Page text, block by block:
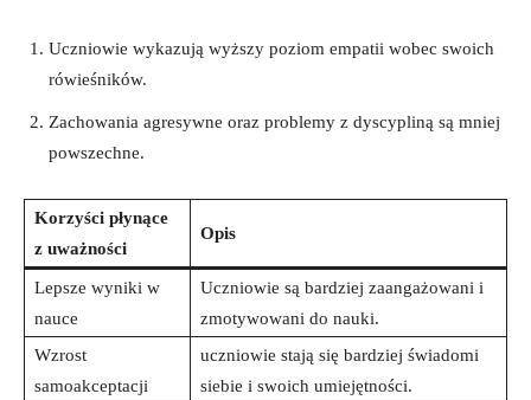
Uczniowie wykazują wyższy‌ poziom empatii wobec​ swoich‌
rówieśników.
Zachowania agresywne oraz problemy z dyscypliną są mniej
powszechne.
Korzyści płynące⁢
z uważności
Opis
Lepsze wyniki w
nauce
Uczniowie są ⁢bardziej zaangażowani i
zmotywowani do nauki.
Wzrost
samoakceptacji
uczniowie stają⁢ się ​bardziej świadomi
siebie i swoich umiejętności.